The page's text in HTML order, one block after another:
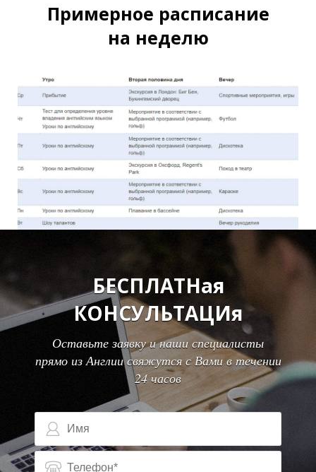
О
Примерное расписание
на неделю
БЕСПЛАТНая
КОНСУЛЬТАЦИя
Оставьте заявку и наши специалисты
прямо из Англии свяжутся с Вами в течении
24 часов
О